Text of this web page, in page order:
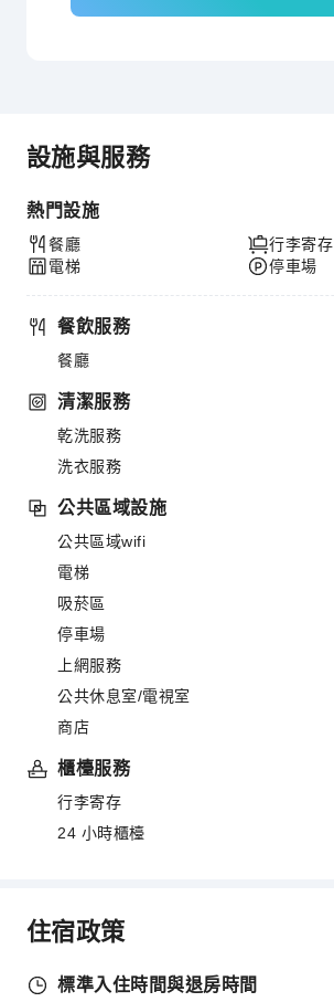
設施與服務
熱門設施
餐廳
電梯
行李寄存
停車場
餐飲服務
餐廳
清潔服務
乾洗服務
洗衣服務
公共區域設施
公共區域wifi
電梯
吸菸區
停車場
上網服務
公共休息室/電視室
商店
櫃檯服務
行李寄存
24 小時櫃檯
住宿政策
標準入住時間與退房時間